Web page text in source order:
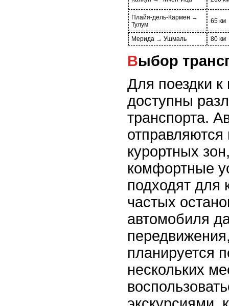
Плайя-дель-Кармен →
Тулум
65 км
Мерида → Ушмаль 80 км
Выбор
Для поездки
доступны
транспорта.
отправляются
курортных
комфортные
подходят для
частых
автомобиля
планируется
нескольких